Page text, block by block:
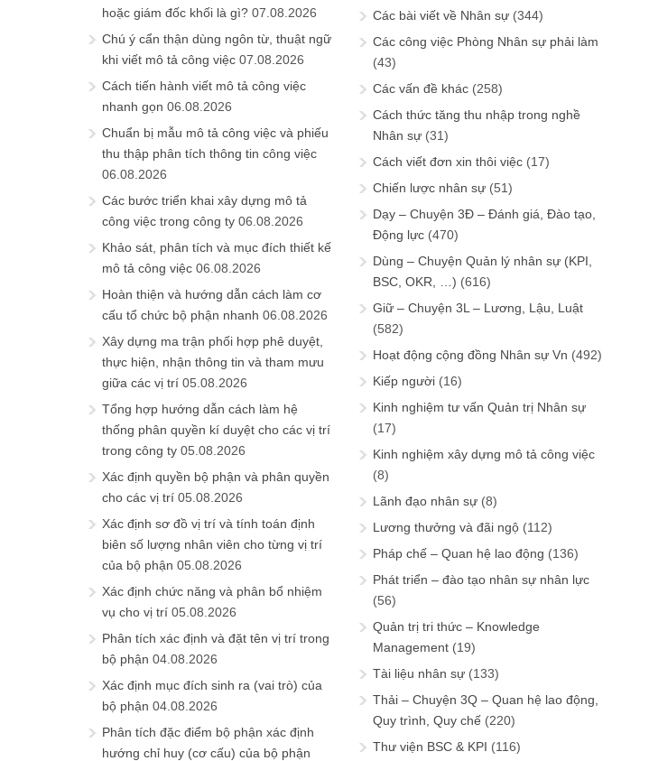
hoặc giám đốc khối là gì? 07.08.2026
Chú ý cẩn thận dùng ngôn từ, thuật ngữ
khi viết mô tả công việc 07.08.2026
Cách tiến hành viết mô tả công việc
nhanh gọn 06.08.2026
Chuẩn bị mẫu mô tả công việc và phiếu
thu thập phân tích thông tin công việc
06.08.2026
Các bước triển khai xây dựng mô tả
công việc trong công ty 06.08.2026
Khảo sát, phân tích và mục đích thiết kế
mô tả công việc 06.08.2026
Hoàn thiện và hướng dẫn cách làm cơ
cấu tổ chức bộ phận nhanh 06.08.2026
Xây dựng ma trận phối hợp phê duyệt,
thực hiện, nhận thông tin và tham mưu
giữa các vị trí 05.08.2026
Tổng hợp hướng dẫn cách làm hệ
thống phân quyền kí duyệt cho các vị trí
trong công ty 05.08.2026
Xác định quyền bộ phận và phân quyền
cho các vị trí 05.08.2026
Xác định sơ đồ vị trí và tính toán định
biên số lượng nhân viên cho từng vị trí
của bộ phận 05.08.2026
Xác định chức năng và phân bổ nhiệm
vụ cho vị trí 05.08.2026
Phân tích xác định và đặt tên vị trí trong
bộ phận 04.08.2026
Xác định mục đích sinh ra (vai trò) của
bộ phận 04.08.2026
Phân tích đặc điểm bộ phận xác định
hướng chỉ huy (cơ cấu) của bộ phận
Các bài viết về Nhân sự (344)
Các công việc Phòng Nhân sự phải làm
(43)
Các vấn đề khác (258)
Cách thức tăng thu nhập trong nghề
Nhân sự (31)
Cách viết đơn xin thôi việc (17)
Chiến lược nhân sự (51)
Dạy – Chuyện 3Đ – Đánh giá, Đào tạo,
Động lực (470)
Dùng – Chuyện Quản lý nhân sự (KPI,
BSC, OKR, …) (616)
Giữ – Chuyện 3L – Lương, Lậu, Luật
(582)
Hoạt động cộng đồng Nhân sự Vn (492)
Kiếp người (16)
Kinh nghiệm tư vấn Quản trị Nhân sự
(17)
Kinh nghiệm xây dựng mô tả công việc
(8)
Lãnh đạo nhân sự (8)
Lương thưởng và đãi ngộ (112)
Pháp chế – Quan hệ lao động (136)
Phát triển – đào tạo nhân sự nhân lực
(56)
Quản trị tri thức – Knowledge
Management (19)
Tài liệu nhân sự (133)
Thải – Chuyện 3Q – Quan hệ lao động,
Quy trình, Quy chế (220)
Thư viện BSC & KPI (116)